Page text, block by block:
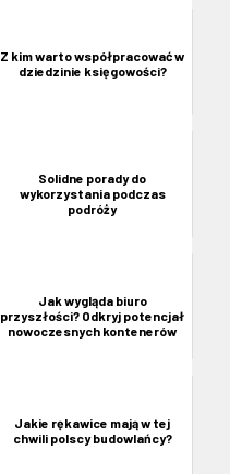
Z kim warto współpracować w
dziedzinie księgowości?
Solidne porady do
wykorzystania podczas
podróży
Jak wygląda biuro
przyszłości? Odkryj potencjał
nowoczesnych kontenerów
Jakie rękawice mają w tej
chwili polscy budowlańcy?